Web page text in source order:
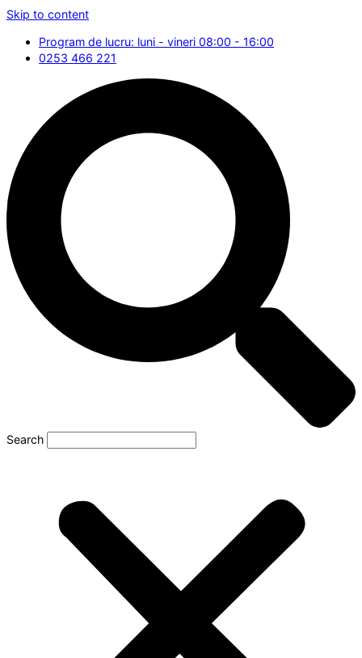
Skip to content
Program de lucru: luni - vineri 08:00 - 16:00
0253 466 221
Search